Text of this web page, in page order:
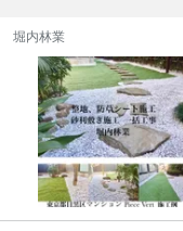
堀内林業